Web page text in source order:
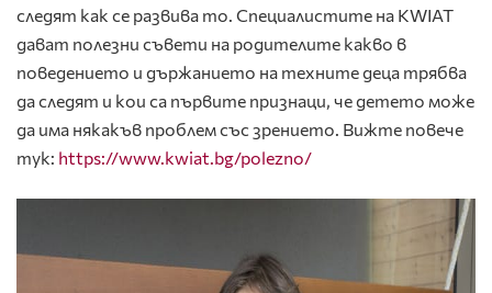
следят как се развива то. Специалистите на KWIAT
дават полезни съвети на родителите какво в
поведението и държанието на техните деца трябва
да следят и кои са първите признаци, че детето може
да има някакъв проблем със зрението. Вижте повече
тук: https://www.kwiat.bg/polezno/